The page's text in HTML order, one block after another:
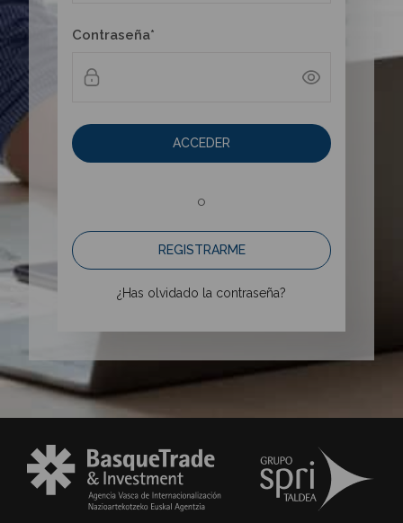
Contraseña*
ACCEDER
o
REGISTRARME
¿Has olvidado la contraseña?